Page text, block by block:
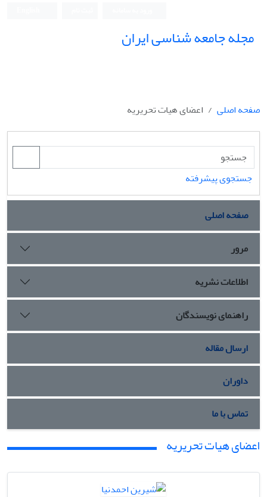
مجله جامعه شناسی ایران
صفحه اصلی اعضای هیات تحریریه
جستجوی پیشرفته
صفحه اصلی
مرور
اطلاعات نشریه
راهنمای نویسندگان
ارسال مقاله
داوران
تماس با ما
اعضای هیات تحریریه